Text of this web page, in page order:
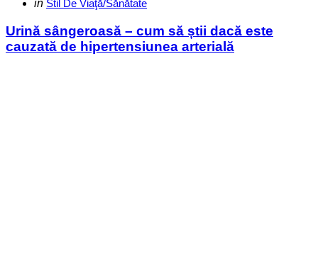
Categories
Posted
in Stil De Viaţă/Sănătate
Urină sângeroasă – cum să știi dacă este
cauzată de hipertensiunea arterială